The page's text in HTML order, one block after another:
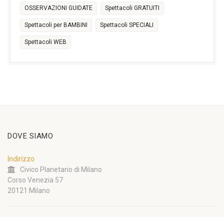
OSSERVAZIONI GUIDATE Spettacoli GRATUITI
Spettacoli per BAMBINI Spettacoli SPECIALI
Spettacoli WEB
DOVE SIAMO
Indirizzo
Civico Planetario di Milano
Corso Venezia 57
20121 Milano